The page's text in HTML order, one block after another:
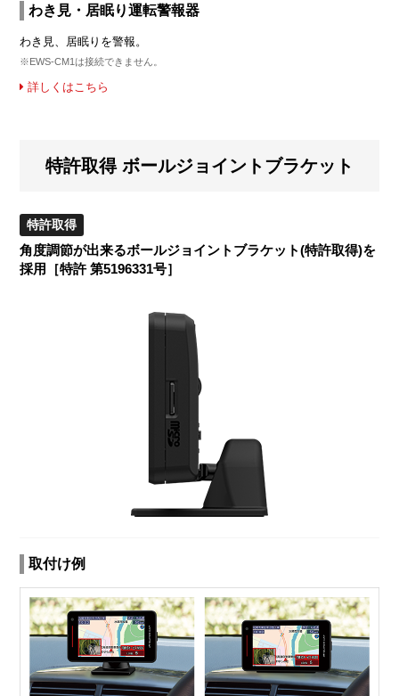
わき見・居眠り運転警報器
わき見、居眠りを警報。
※EWS-CM1は接続できません。
詳しくはこちら
特許取得 ボールジョイントブラケット
特許取得
角度調節が出来るボールジョイントブラケット(特許取得)を
採用［特許 第5196331号］
取付け例